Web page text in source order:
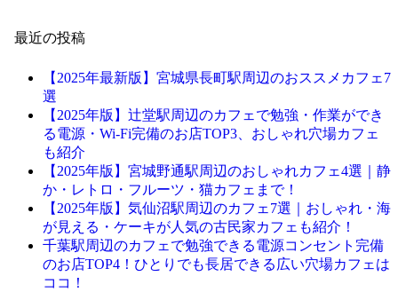
最近の投稿
【2025年最新版】宮城県長町駅周辺のおススメカフェ7
選
【2025年版】辻堂駅周辺のカフェで勉強・作業ができ
る電源・Wi-Fi完備のお店TOP3、おしゃれ穴場カフェ
も紹介
【2025年版】宮城野通駅周辺のおしゃれカフェ4選｜静
か・レトロ・フルーツ・猫カフェまで！
【2025年版】気仙沼駅周辺のカフェ7選｜おしゃれ・海
が見える・ケーキが人気の古民家カフェも紹介！
千葉駅周辺のカフェで勉強できる電源コンセント完備
のお店TOP4！ひとりでも長居できる広い穴場カフェは
ココ！